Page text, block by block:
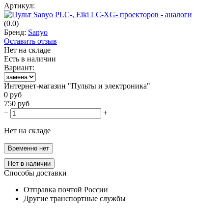
Артикул:
(0.0)
Бренд: Sanyo
Оставить отзыв
Нет на складе
Есть в наличии
Вариант:
Интернет-магазин "Пульты и электроника"
0 руб
750 руб
−
+
Нет на складе
Временно нет
Нет в наличии
Способы доставки
Отправка почтой России
Другие транспортные службы